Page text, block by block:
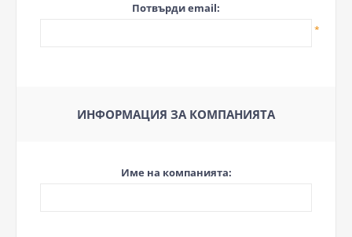
Потвърди email:
*
ИНФОРМАЦИЯ ЗА КОМПАНИЯТА
Име на компанията: